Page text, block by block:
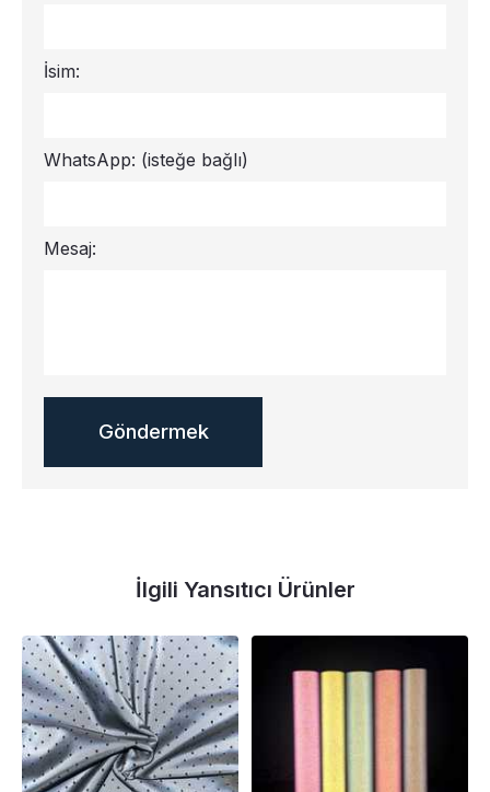
İsim:
WhatsApp: (isteğe bağlı)
Mesaj:
İlgili Yansıtıcı Ürünler